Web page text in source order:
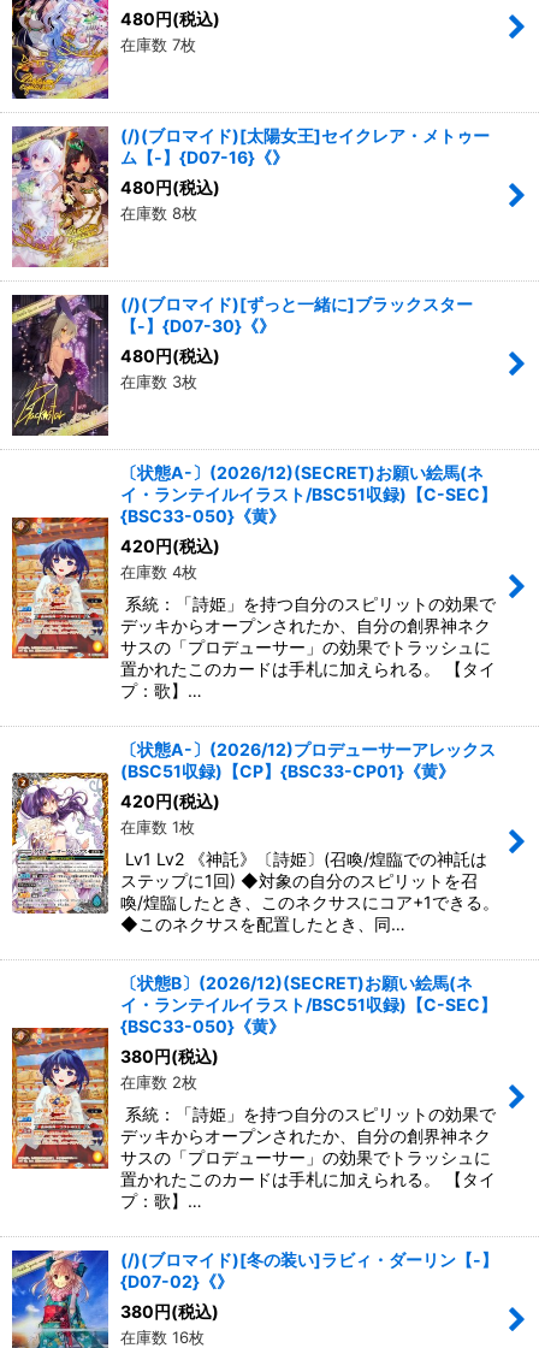
480円(税込)
在庫数 7枚
(/)(ブロマイド)[太陽女王]セイクレア・メトゥー
ム【-】{D07-16}《》
480円(税込)
在庫数 8枚
(/)(ブロマイド)[ずっと一緒に]ブラックスター
【-】{D07-30}《》
480円(税込)
在庫数 3枚
〔状態A-〕(2026/12)(SECRET)お願い絵馬(ネ
イ・ランテイルイラスト/BSC51収録)【C-SEC】
{BSC33-050}《黄》
420円(税込)
在庫数 4枚
系統：「詩姫」を持つ自分のスピリットの効果で
デッキからオープンされたか、自分の創界神ネク
サスの「プロデューサー」の効果でトラッシュに
置かれたこのカードは手札に加えられる。 【タイ
プ：歌】…
〔状態A-〕(2026/12)プロデューサーアレックス
(BSC51収録)【CP】{BSC33-CP01}《黄》
420円(税込)
在庫数 1枚
Lv1 Lv2 《神託》〔詩姫〕(召喚/煌臨での神託は
ステップに1回) ◆対象の自分のスピリットを召
喚/煌臨したとき、このネクサスにコア+1できる。
◆このネクサスを配置したとき、同…
〔状態B〕(2026/12)(SECRET)お願い絵馬(ネ
イ・ランテイルイラスト/BSC51収録)【C-SEC】
{BSC33-050}《黄》
380円(税込)
在庫数 2枚
系統：「詩姫」を持つ自分のスピリットの効果で
デッキからオープンされたか、自分の創界神ネク
サスの「プロデューサー」の効果でトラッシュに
置かれたこのカードは手札に加えられる。 【タイ
プ：歌】…
(/)(ブロマイド)[冬の装い]ラビィ・ダーリン【-】
{D07-02}《》
380円(税込)
在庫数 16枚